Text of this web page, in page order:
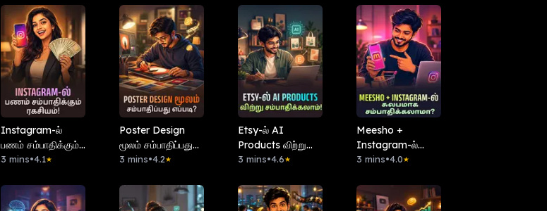
Instagram-ல்
பணம் சம்பாதிக்கும்
ரகசியம்!
3 mins•4.1★
Poster Design
மூலம் சம்பாதிப்பது
எப்படி?
3 mins•4.2★
Etsy-ல் AI
Products விற்று
சம்பாதிக்கலாம்!
3 mins•4.6★
Meesho +
Instagram-ல்
சுலபமாக
3 mins•4.0★